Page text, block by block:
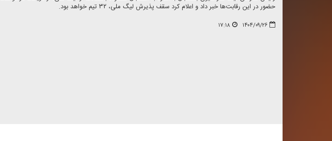
حضور در این رقابت‌ها خبر داد و اعلام كرد سقف پذیرش لیگ ملی، ۳۲ تیم خواهد بود.
۱۴۰۴/۰۹/۲۶ ۱۷:۱۸